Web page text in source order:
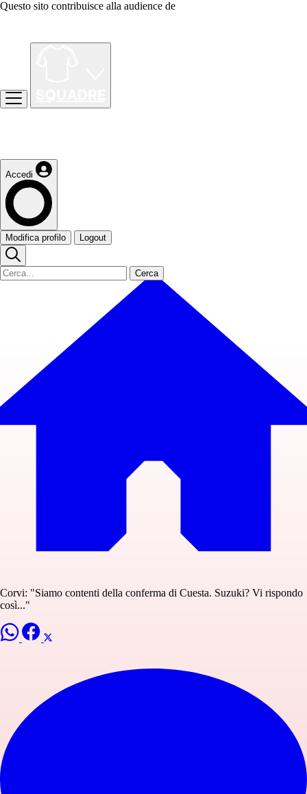
Questo sito contribuisce alla audience de
Accedi
Modifica profilo Logout
Cerca
Corvi: "Siamo contenti della conferma di Cuesta. Suzuki? Vi rispondo
così..."